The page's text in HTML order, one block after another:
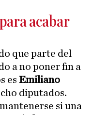
acabar
que parte del
a no poner fin a
es Emiliano
diputados.
si una